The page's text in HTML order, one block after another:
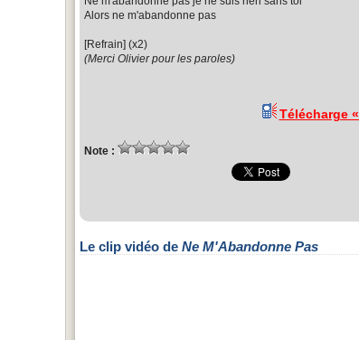
Alors ne m'abandonne pas
[Refrain] (x2)
(Merci Olivier pour les paroles)
Télécharge «
Note :
Le clip vidéo de Ne M'Abandonne Pas